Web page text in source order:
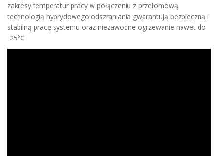
zakresy temperatur pracy w połączeniu z przełomową
technologią hybrydowego odszraniania gwarantują bezpieczną i
stabilną pracę systemu oraz niezawodne ogrzewanie nawet do
-25°C